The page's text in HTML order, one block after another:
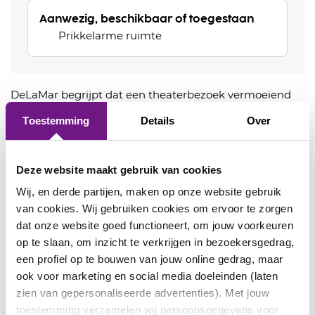
Toestemming Details Over
Deze website maakt gebruik van cookies
Wij, en derde partijen, maken op onze website gebruik
van cookies. Wij gebruiken cookies om ervoor te zorgen
dat onze website goed functioneert, om jouw voorkeuren
op te slaan, om inzicht te verkrijgen in bezoekersgedrag,
een profiel op te bouwen van jouw online gedrag, maar
ook voor marketing en social media doeleinden (laten
zien van gepersonaliseerde advertenties). Met jouw
toestemming verzamelen wij persoonsgegevens voor
Aanwezig, beschikbaar of toegestaan
Prikkelarme ruimte
DeLaMar begrijpt dat een theaterbezoek vermoeiend
kan zijn voor mensen die snel overprikkeld raken.
Daarom bieden wij extra faciliteiten voor bezoekers die
Meer informatie voor prikkelgevoelige bezoekers
Bezoekers op hoge leeftijd
In samenwerking metStichting Vier het Leven
bieden wij voorstellingen aan waarbij extra rekening